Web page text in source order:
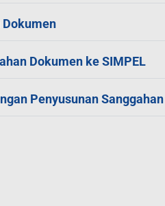
Dokumen ke SIMPEL
Penyusunan Sanggahan